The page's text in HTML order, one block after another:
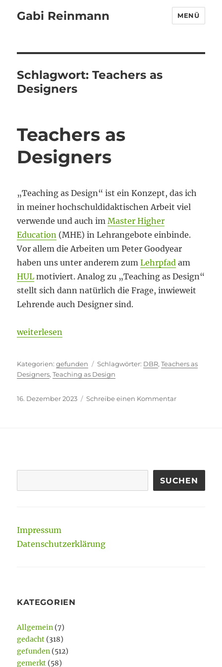
Gabi Reinmann MENÜ
Schlagwort:Teachers as
Designers
Teachers as
Designers
„Teaching as Design“ ist ein Konzept, das ich
in meiner hochschuldidaktischen Arbeit viel
verwende und auch imMaster Higher
Education (MHE) in Lehrangebote einbinde.
Vor allem die Arbeiten um Peter Goodyear
haben uns unter anderem zumLehrpfad am
HUL motiviert. Analog zu „Teaching as Design“
stellt sich dann natürlich die Frage, inwieweit
Lehrende auch Designer sind.
„Teachers as Designers“
weiterlesen
Kategorien
gefunden Schlagwörter
DBR,Teachers as
Designers,Teaching as Design
Veröffentlicht
16. Dezember 2023 Schreibe einen Kommentarzu
SUCHEN
Impressum
Datenschutzerklärung
KATEGORIEN
Allgemein (7)
gedacht (318)
gefunden (512)
gemerkt (58)